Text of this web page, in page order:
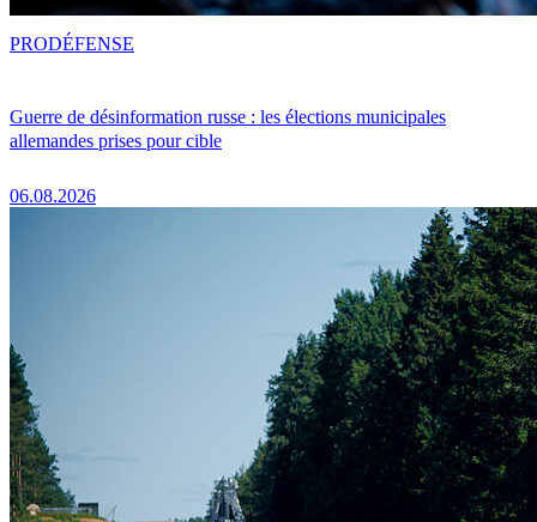
Guerre de désinformation russe : les élections municipales
allemandes prises pour cible
06.08.2026
PRODÉFENSE